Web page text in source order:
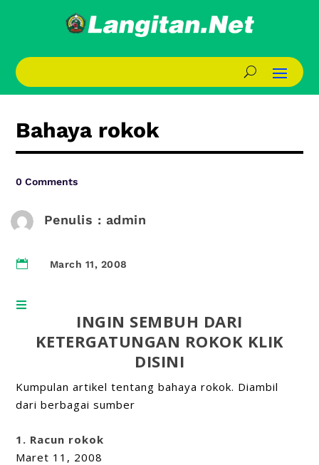
Bahaya rokok
0 Comments
Penulis : admin
 March 11, 2008

INGIN SEMBUH DARI
KETERGATUNGAN ROKOK KLIK
DISINI
Kumpulan artikel tentang bahaya rokok. Diambil
dari berbagai sumber
1. Racun rokok
Maret 11, 2008